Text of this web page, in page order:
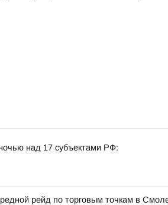
над 17 субъектами РФ:
рейд по торговым точкам в